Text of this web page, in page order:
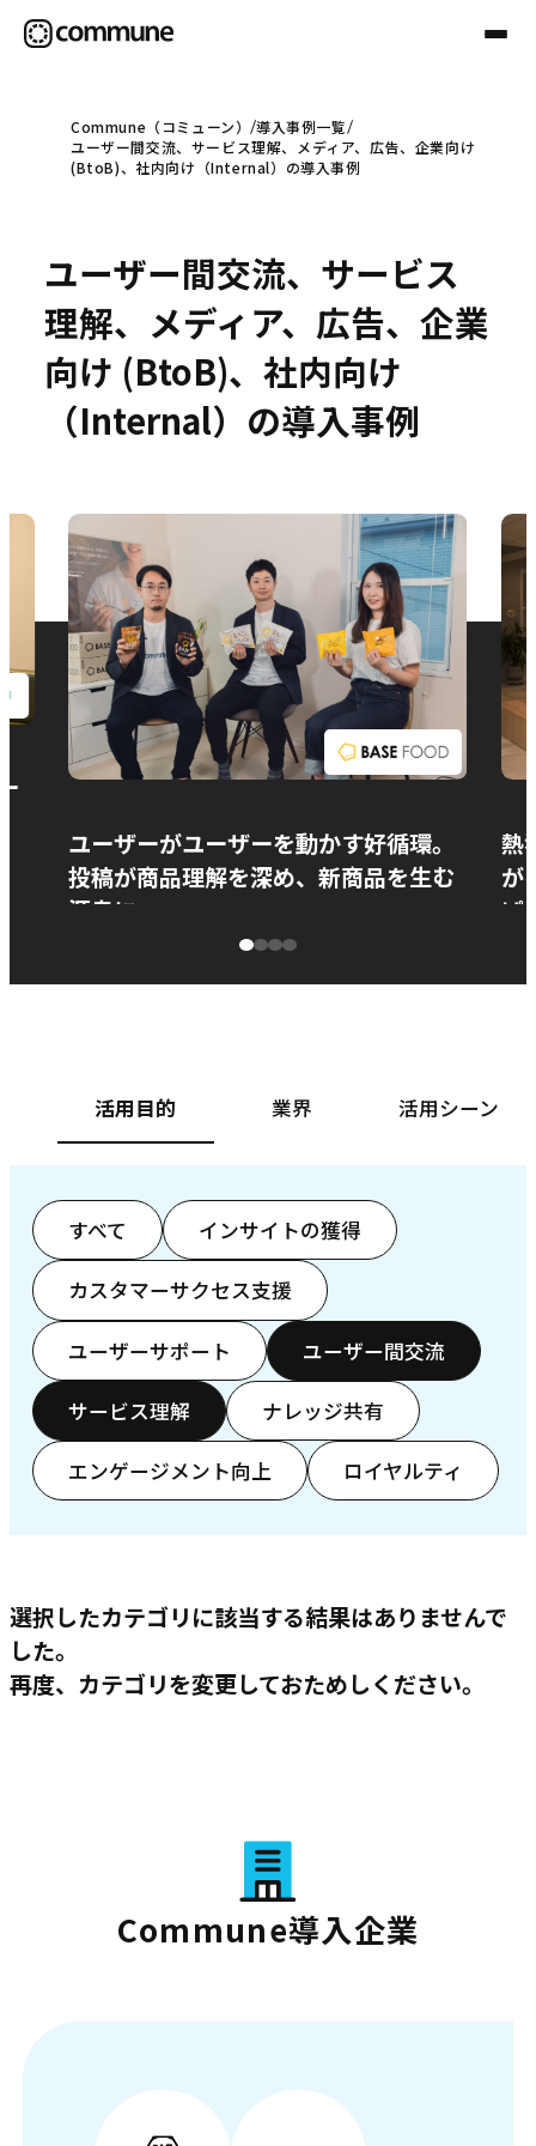
Communeについて
事例
セミナー
お問い合わせ
Commune（コミューン）
導入事例一覧
ユーザー間交流、サービス理解、メディア、広告、企業向け
(BtoB)、社内向け（Internal）の導入事例
ユーザー間交流、サービス
理解、メディア、広告、企業
向け (BtoB)、社内向け
（Internal）の導入事例
ユーザーがユーザーを動かす好循環。
投稿が商品理解を深め、新商品を生む
源泉に
熱
が
ぱ
活用目的 業界 活用シーン
すべて インサイトの獲得
カスタマーサクセス支援
ユーザーサポート ユーザー間交流
サービス理解 ナレッジ共有
エンゲージメント向上 ロイヤルティ
選択したカテゴリに該当する結果はありませんで
した。
再度、カテゴリを変更しておためしください。
Commune導入企業